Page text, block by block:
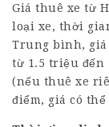
Giá thuê xe từ
loại xe, thời
Trung bình, giá
từ 1.5 triệu đến
(nếu thuê xe
điểm, giá có thể